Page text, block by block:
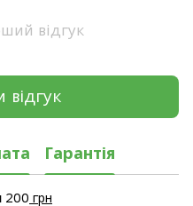
відгук
відгук
Гарантія
200 грн